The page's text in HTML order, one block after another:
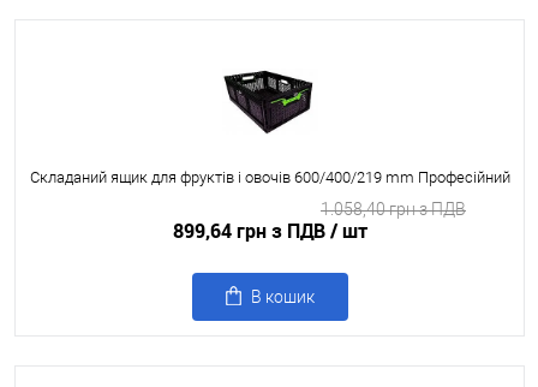
Складаний ящик для фруктів і овочів 600/400/219 mm Професійний
899,64 грн з ПДВ/ шт
1.058,40 грн з ПДВ
В кошик